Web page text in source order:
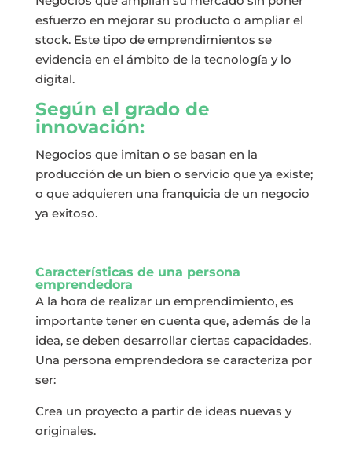
esfuerzo en mejorar su producto o ampliar el
stock. Este tipo de emprendimientos se
evidencia en el ámbito de la tecnología y lo
digital.
Según el grado de
innovación:
Negocios que imitan o se basan en la
producción de un bien o servicio que ya existe;
o que adquieren una franquicia de un negocio
ya exitoso.
Características de una persona
emprendedora
A la hora de realizar un emprendimiento, es
importante tener en cuenta que, además de la
idea, se deben desarrollar ciertas capacidades.
Una persona emprendedora se caracteriza por
ser:
Crea un proyecto a partir de ideas nuevas y
originales.